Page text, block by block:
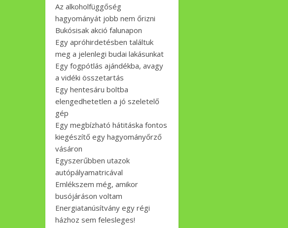
Az alkoholfüggőség
hagyományát jobb nem őrizni
Bukósisak akció falunapon
Egy apróhirdetésben találtuk
meg a jelenlegi budai lakásunkat
Egy fogpótlás ajándékba, avagy
a vidéki összetartás
Egy hentesáru boltba
elengedhetetlen a jó szeletelő
gép
Egy megbízható hátitáska fontos
kiegészítő egy hagyományőrző
vásáron
Egyszerűbben utazok
autópályamatricával
Emlékszem még, amikor
busójáráson voltam
Energiatanúsítvány egy régi
házhoz sem felesleges!